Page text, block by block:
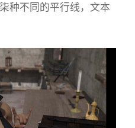
种不同的平行线，文本